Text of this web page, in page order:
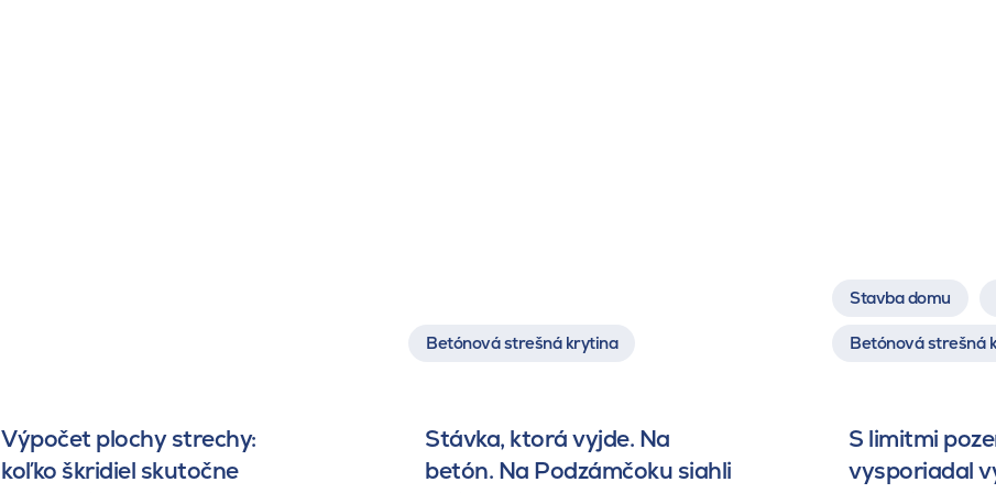
Výpočet plochy strechy:
koľko škridiel skutočne
Betónová strešná krytina
Stávka, ktorá vyjde. Na
betón. Na Podzámčoku siahli
Stavba domu
Betónová strešná
S limitmi
vysporiadal